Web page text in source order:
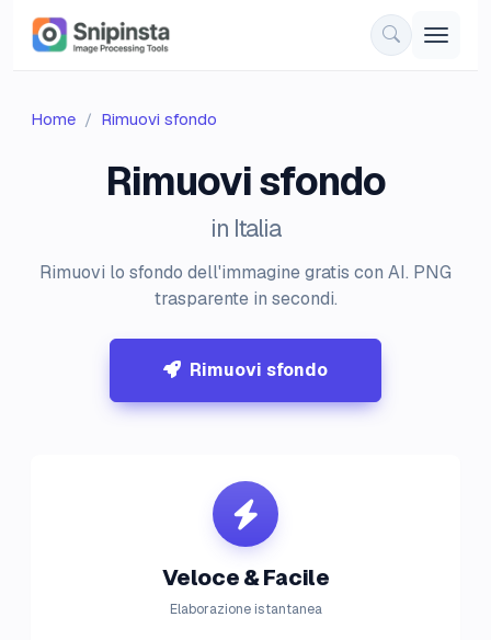
Home Rimuovi sfondo
Rimuovi sfondo
in Italia
Rimuovi lo sfondo dell'immagine gratis con AI. PNG
trasparente in secondi.
Rimuovi sfondo
Veloce & Facile
Elaborazione istantanea